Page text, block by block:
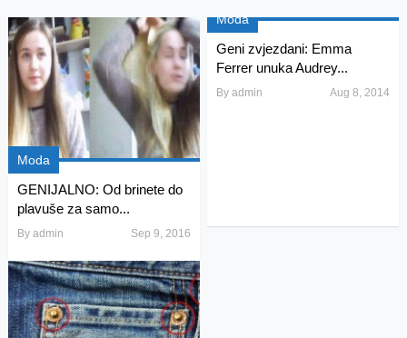
Moda
GENIJALNO: Od brinete do
plavuše za samo...
By admin Sep 9, 2016
Moda
Geni zvjezdani: Emma
Ferrer unuka Audrey...
Byadmin Aug 8, 2014